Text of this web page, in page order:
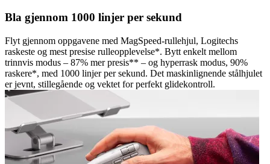
Bla gjennom 1000 linjer per sekund
Flyt gjennom oppgavene med MagSpeed-rullehjul, Logitechs
raskeste og mest presise rulleopplevelse*. Bytt enkelt mellom
trinnvis modus – 87% mer presis** – og hyperrask modus, 90%
raskere*, med 1000 linjer per sekund. Det maskinlignende stålhjulet
er jevnt, stillegående og vektet for perfekt glidekontroll.